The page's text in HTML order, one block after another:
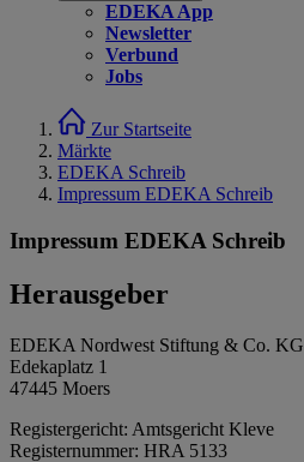
EDEKA App
Newsletter
Verbund
Jobs
Zur Startseite
Märkte
EDEKA Schreib
Impressum EDEKA Schreib
Impressum EDEKA Schreib
Herausgeber
EDEKA Nordwest Stiftung & Co. KG
Edekaplatz 1
47445 Moers
Registergericht: Amtsgericht Kleve
Registernummer: HRA 5133